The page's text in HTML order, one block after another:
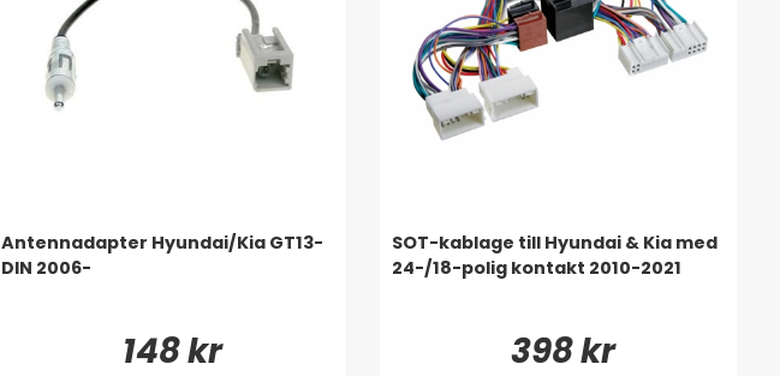
Antennadapter Hyundai/Kia GT13-
DIN 2006-
148 kr
SOT-kablage till Hyundai & Kia med
24-/18-polig kontakt 2010-2021
398 kr